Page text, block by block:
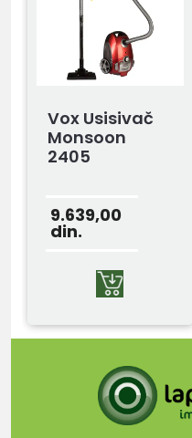
Vox Usisivač
Monsoon
2405
9.639,00
din.